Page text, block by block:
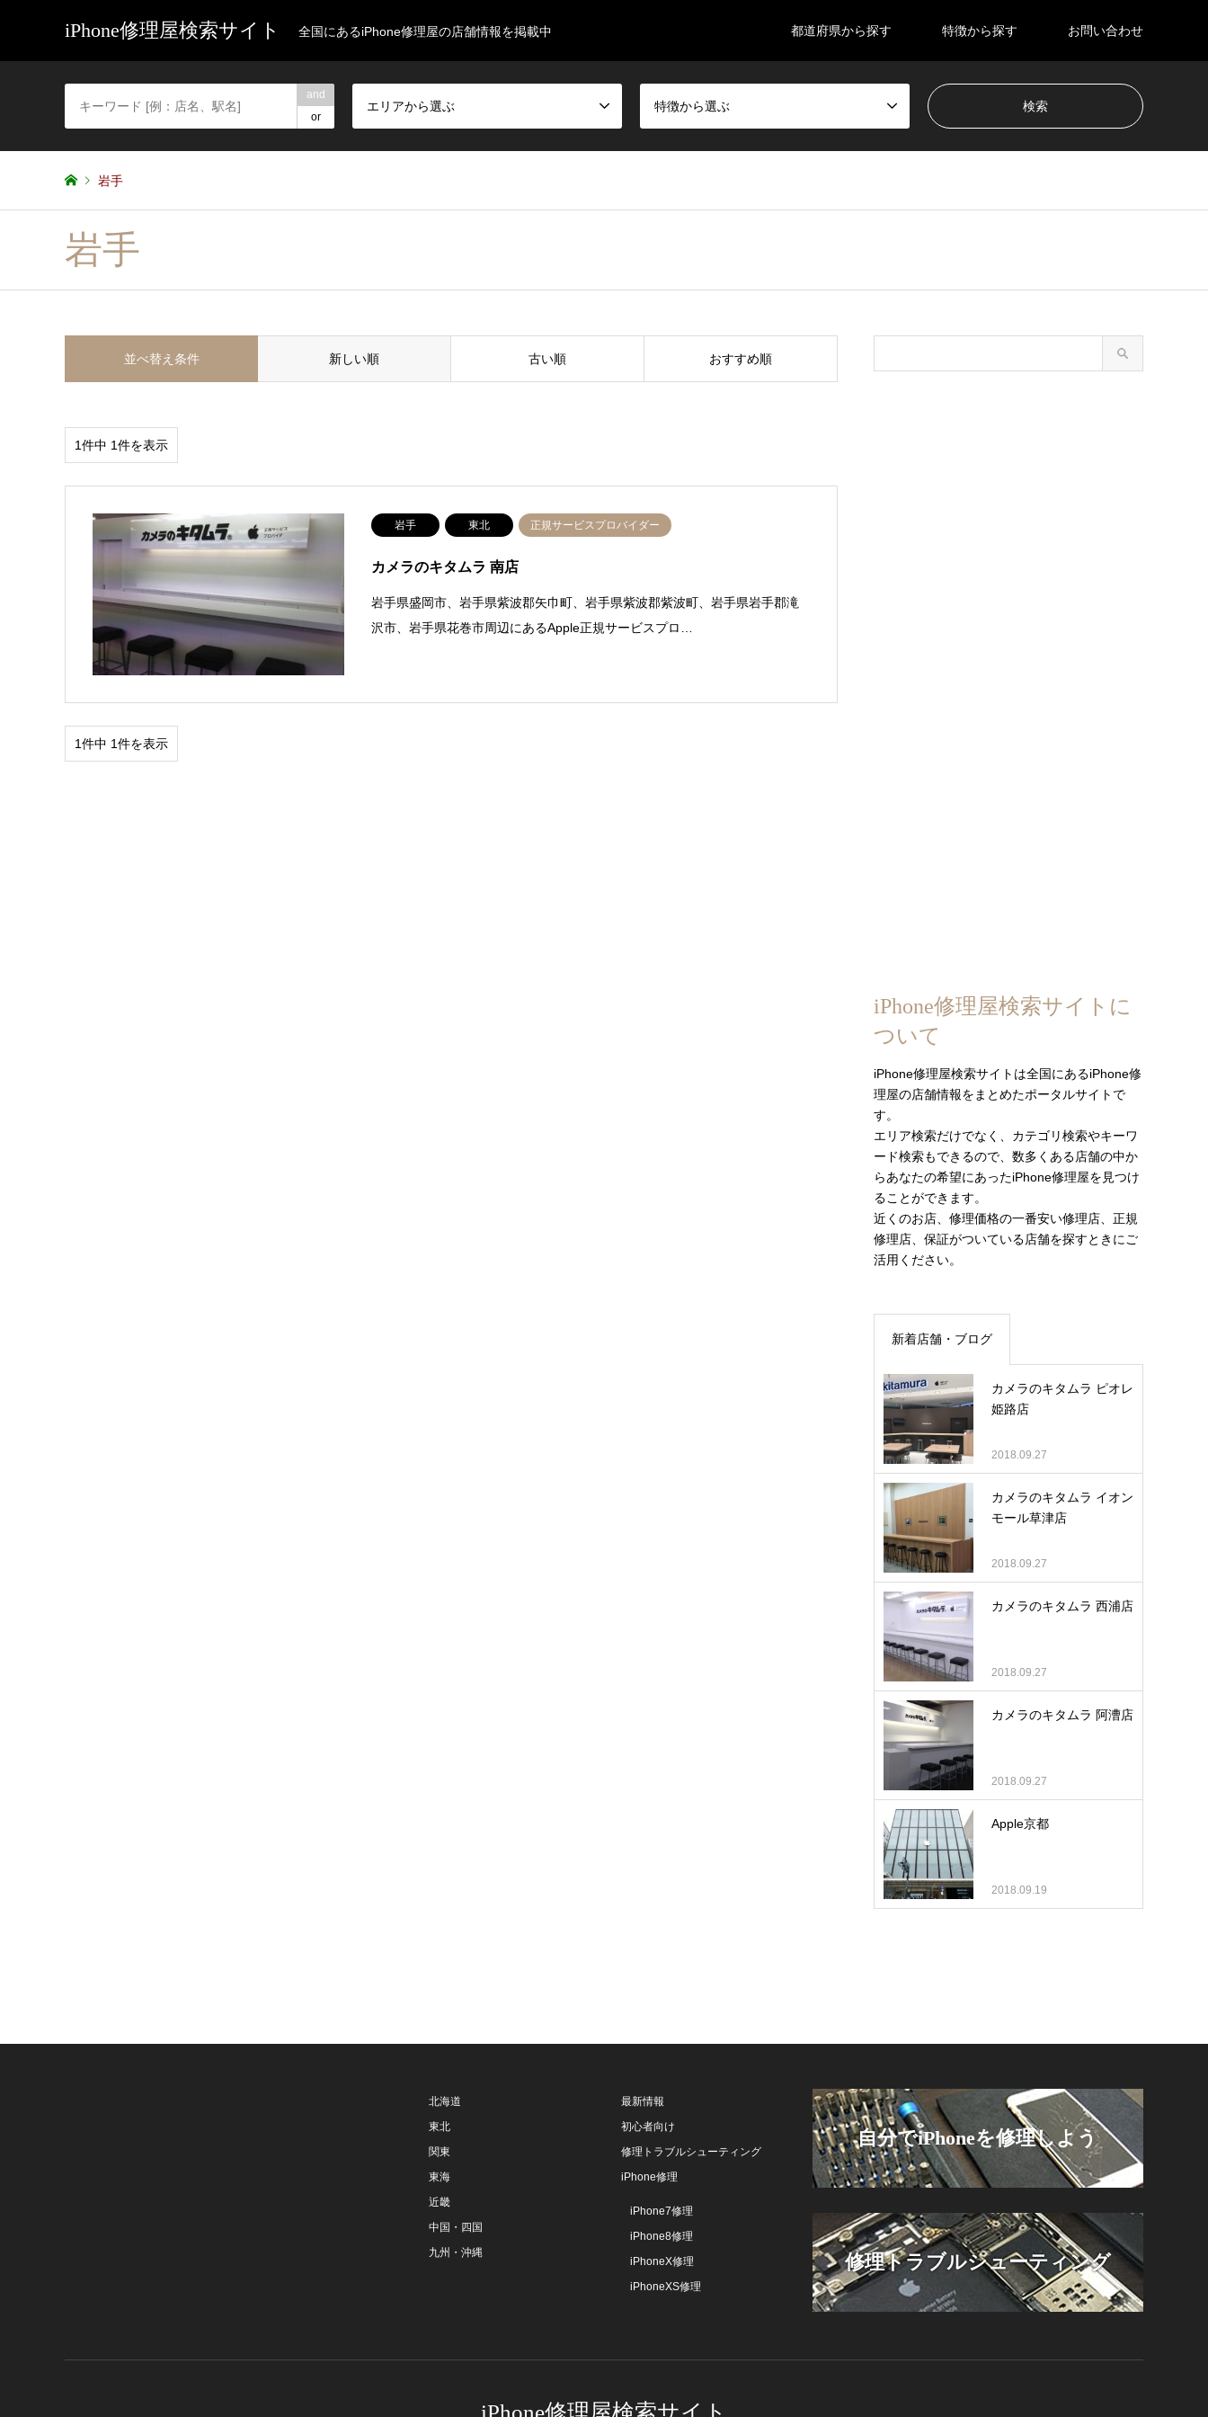
iPhone修理屋検索サイト 全国にあるiPhone修理屋の店舗情報を掲載中 都道府県から探す 特徴から探す お問い合わせ
and
or
エリアから選ぶ 特徴から選ぶ
岩手
岩手
並べ替え条件 新しい順 古い順 おすすめ順
1件中 1件を表示
岩手 東北 正規サービスプロバイダー
カメラのキタムラ 南店
岩手県盛岡市、岩手県紫波郡矢巾町、岩手県紫波郡紫波町、岩手県岩手郡滝
沢市、岩手県花巻市周辺にあるApple正規サービスプロ…
1件中 1件を表示
iPhone修理屋検索サイトに
ついて
iPhone修理屋検索サイトは全国にあるiPhone修
理屋の店舗情報をまとめたポータルサイトで
す。
エリア検索だけでなく、カテゴリ検索やキーワ
ード検索もできるので、数多くある店舗の中か
らあなたの希望にあったiPhone修理屋を見つけ
ることができます。
近くのお店、修理価格の一番安い修理店、正規
修理店、保証がついている店舗を探すときにご
活用ください。
新着店舗・ブログ
カメラのキタムラ ピオレ
姫路店
2018.09.27
カメラのキタムラ イオン
モール草津店
2018.09.27
カメラのキタムラ 西浦店
2018.09.27
カメラのキタムラ 阿漕店
2018.09.27
Apple京都
2018.09.19
北海道
東北
関東
東海
近畿
中国・四国
九州・沖縄
最新情報
初心者向け
修理トラブルシューティング
iPhone修理
iPhone7修理
iPhone8修理
iPhoneX修理
iPhoneXS修理
自分でiPhoneを修理しよう
修理トラブルシューティング
iPhone修理屋検索サイト